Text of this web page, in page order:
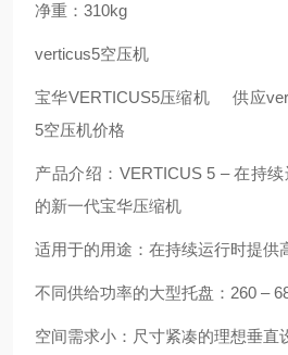
净重：310kg
verticus5空压机
宝华VERTICUS5压缩机 供应
5空压机价格
产品介绍：VERTICUS 5 – 在持
的新一代宝华压缩机
适用于的用途：在持续运行时提供
不同供给功率的大型托盘：260 –
空间需求小：尺寸紧凑的理想垂直